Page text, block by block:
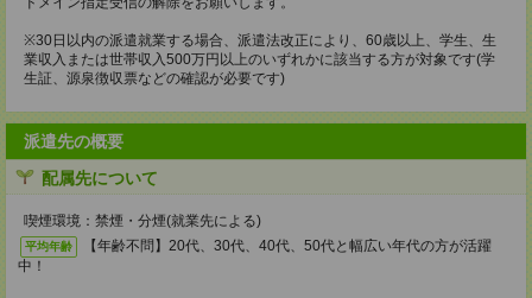
※30日以内の派遣就業する場合、派遣法改正により、60歳以上、学生、生
業収入または世帯収入500万円以上のいずれかに該当する方が対象です(学
生証、源泉徴収票などの確認が必要です)
派遣先の概要
配属先について
喫煙環境：禁煙・分煙(就業先による)
平均年齢
【年齢不問】20代、30代、40代、50代と幅広い年代の方が活躍
中！